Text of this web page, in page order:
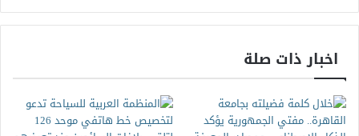
اخبار ذات صلة